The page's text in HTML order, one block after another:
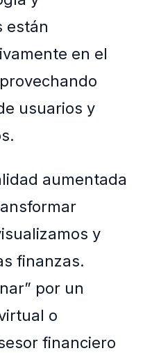
están
en el
usuarios y
aumentada
y
finanzas.
por un
o
financiero